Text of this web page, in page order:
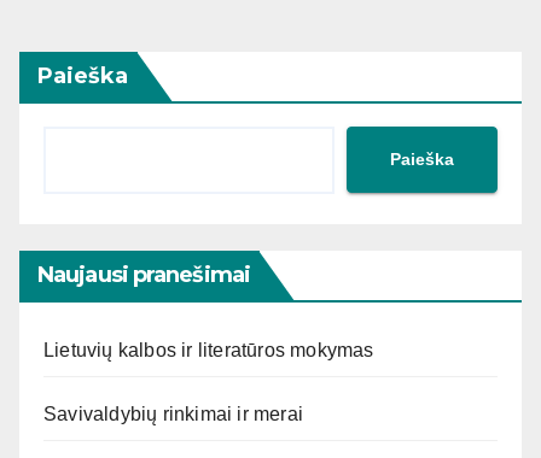
Paieška
Paieška
Naujausi pranešimai
Lietuvių kalbos ir literatūros mokymas
Savivaldybių rinkimai ir merai